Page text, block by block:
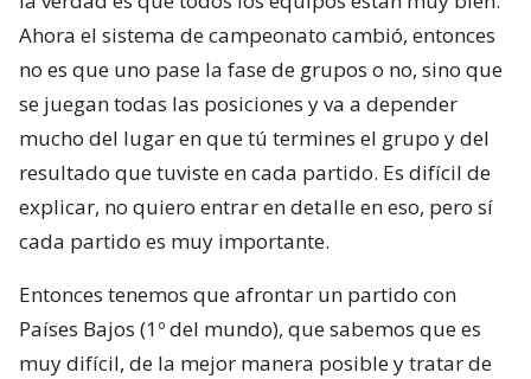
Ahora el sistema de campeonato cambió, entonces
no es que uno pase la fase de grupos o no, sino que
se juegan todas las posiciones y va a depender
mucho del lugar en que tú termines el grupo y del
resultado que tuviste en cada partido. Es difícil de
explicar, no quiero entrar en detalle en eso, pero sí
cada partido es muy importante.
Entonces tenemos que afrontar un partido con
Países Bajos (1º del mundo), que sabemos que es
muy difícil, de la mejor manera posible y tratar de